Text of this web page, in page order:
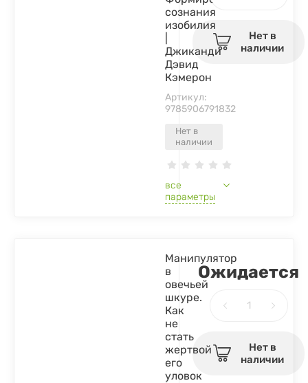
Нет в
наличии
сознания
изобилия
Джиканди
Дэвид
Кэмерон
Артикул:
9785906791832
все
параметры
Нет в
наличии
Манипулятор
в
овечьей
шкуре.
Как
не
стать
жертвой
его
уловок
Ожидается
Нет в
наличии